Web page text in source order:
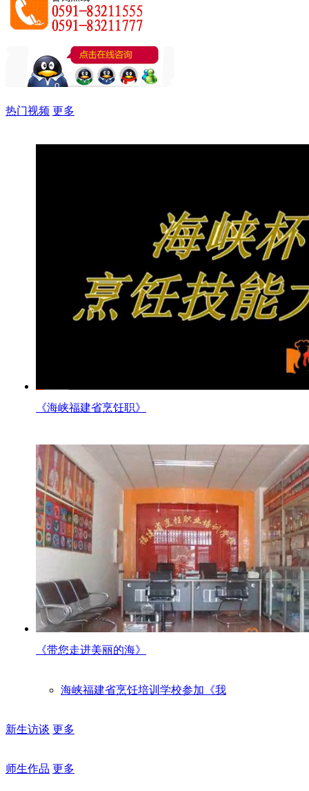
热门视频 更多
《海峡福建省烹饪职》
《带您走进美丽的海》
海峡福建省烹饪培训学校参加《我
新生访谈 更多
师生作品 更多